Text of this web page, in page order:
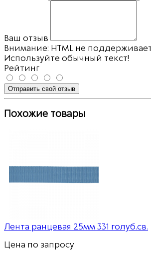
Ваш отзыв
Внимание: HTML не
Используйте обычный текст!
Рейтинг
Отправить свой отзыв
Похожие товары
Лента ранцевая 25мм 331 голуб.св.
Цена по запросу